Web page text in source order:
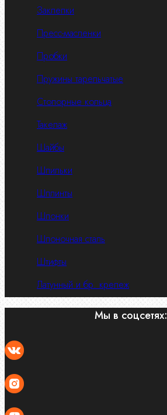
Заклепки
Пресс-масленки
Пробки
Пружины тарельчатые
Стопорные кольца
Такелаж
Шайбы
Шпильки
Шплинты
Шпонки
Шпоночная сталь
Штифты
Латунный и бр. крепеж
Мы в соцсетях: